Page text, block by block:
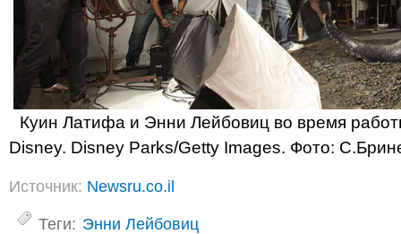
Куин Латифа и Энни Лейбовиц во время
Disney. Disney Parks/Getty Images. Фото:
Источник: Newsru.co.il
Теги: Энни Лейбовиц